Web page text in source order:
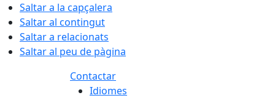
Saltar a la capçalera
Saltar al contingut
Saltar a relacionats
Saltar al peu de pàgina
Contactar
Idiomes